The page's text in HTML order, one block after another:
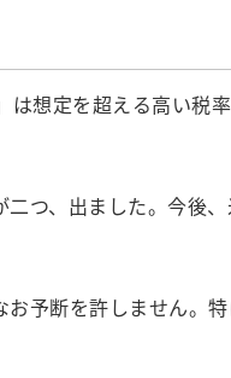
想定を超える高い税
つ、出ました。今後
予断を許しません。